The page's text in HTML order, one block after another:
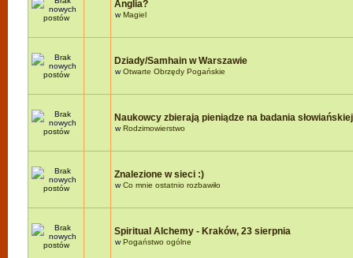
Anglia?
wMagiel
Dziady/Samhain w Warszawie
wOtwarte Obrzędy Pogańskie
Naukowcy zbierają pieniądze na badania
wRodzimowierstwo
Znalezione w sieci :)
wCo mnie ostatnio rozbawiło
Spiritual Alchemy - Kraków, 23 sierpnia
wPogaństwo ogólne